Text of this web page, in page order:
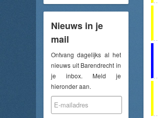
Nieuws in je
mail
Ontvang dagelijks al het
nieuws uit Barendrecht in
je inbox. Meld je
hieronder aan.